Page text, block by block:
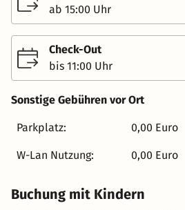
genießen. Freundlicher Service und individuelle
Betreuung sind für uns
kostenfreier Parkplatz direkt am
Gast bei uns zur Verfügung. Für
bieten wir eine abschließbare
auf Ihren Besuch! Alles was man braucht… nur wenige
Schritte von uns entfernt. Unser Hotel befindet sich in
idealer Lage, um das Beste der
Hotel den perfekten
die Nähe zum lebendigen
ab 15:00 Uhr
Check-Out
bis 11:00 Uhr
Sonstige Gebühren vor Ort
Parkplatz: 0,00 Euro
W-Lan Nutzung: 0,00 Euro
Buchung mit Kindern